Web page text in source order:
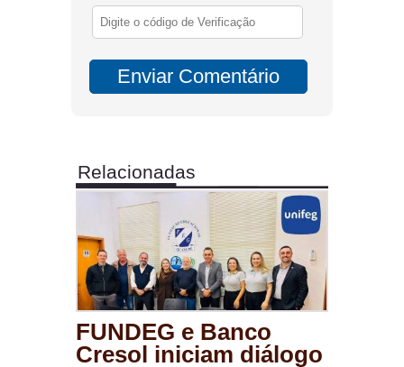
Relacionadas
FUNDEG e Banco
Cresol iniciam diálogo